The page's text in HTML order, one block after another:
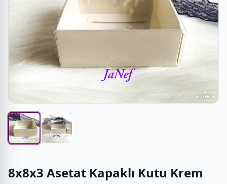
8x8x3 Asetat Kapaklı Kutu Krem